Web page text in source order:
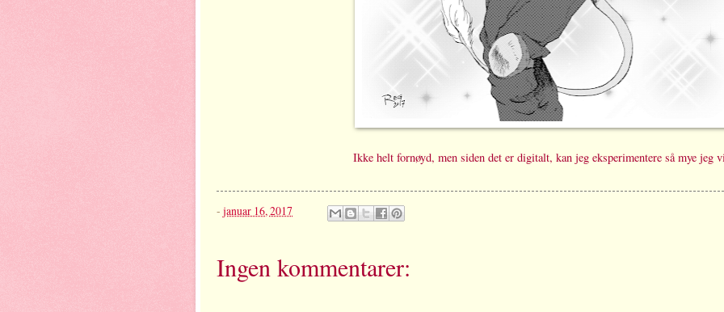
Ikke helt fornøyd, men siden det er digitalt, kan jeg eksperimentere så mye jeg
- januar 16, 2017
Ingen kommentarer: